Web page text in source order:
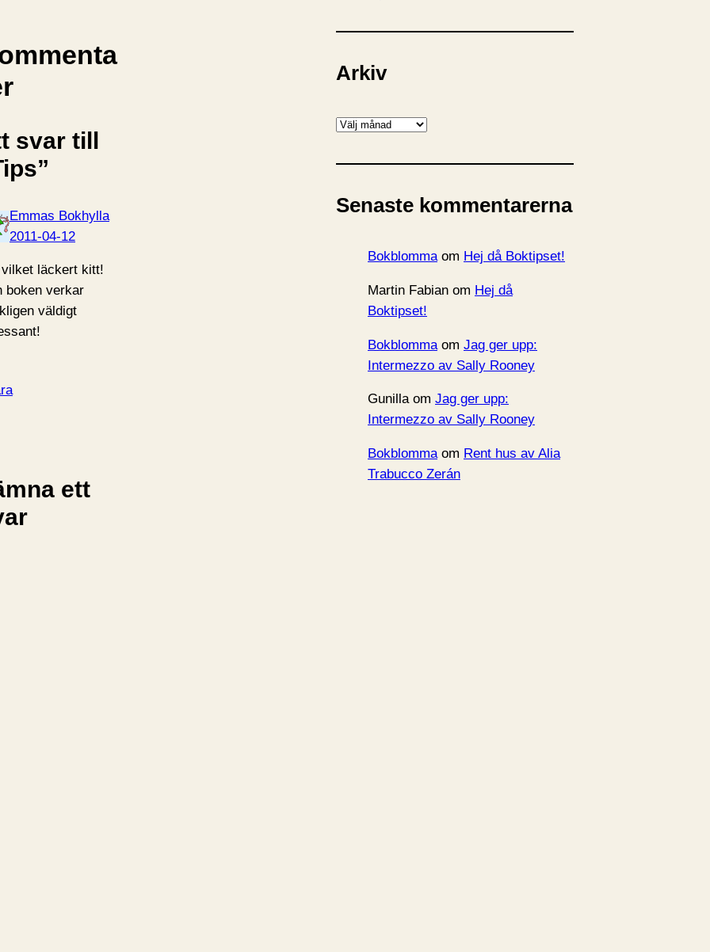
svar till
Emmas Bokhylla
2011-04-12
läckert kitt!
boken verkar
väldigt
ett
Arkiv
A
k
v
Senaste kommentarerna
Bokblommaom Hej då Boktipset!
Martin Fabian om Hej då
Boktipset!
Bokblomma om Jag ger upp:
Intermezzo av Sally Rooney
Gunillaom Jag ger upp:
Intermezzo av Sally Rooney
Bokblommaom Rent hus av Alia
Trabucco Zerán